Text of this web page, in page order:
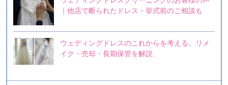
｜他店で断られたドレス・挙式前のご相談も
ウェディングドレスのこれからを考える。リメ
イク・売却・長期保管を解説